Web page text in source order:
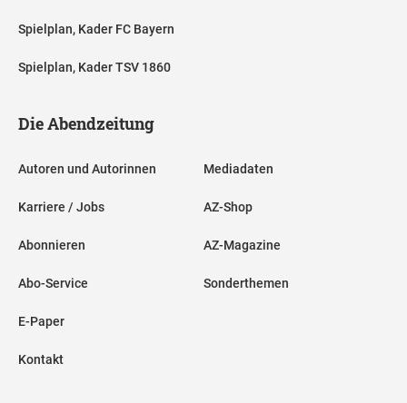
Spielplan, Kader FC Bayern
Spielplan, Kader TSV 1860
Die Abendzeitung
Autoren und Autorinnen
Karriere / Jobs
Abonnieren
Abo-Service
E-Paper
Kontakt
Mediadaten
AZ-Shop
AZ-Magazine
Sonderthemen